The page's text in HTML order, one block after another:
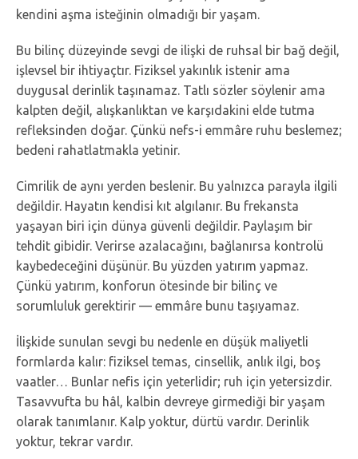
kendini aşma isteğinin olmadığı bir yaşam.
Bu bilinç düzeyinde sevgi de ilişki de ruhsal bir bağ değil,
işlevsel bir ihtiyaçtır. Fiziksel yakınlık istenir ama
duygusal derinlik taşınamaz. Tatlı sözler söylenir ama
kalpten değil, alışkanlıktan ve karşıdakini elde tutma
refleksinden doğar. Çünkü nefs-i emmâre ruhu beslemez;
bedeni rahatlatmakla yetinir.
Cimrilik de aynı yerden beslenir. Bu yalnızca parayla ilgili
değildir. Hayatın kendisi kıt algılanır. Bu frekansta
yaşayan biri için dünya güvenli değildir. Paylaşım bir
tehdit gibidir. Verirse azalacağını, bağlanırsa kontrolü
kaybedeceğini düşünür. Bu yüzden yatırım yapmaz.
Çünkü yatırım, konforun ötesinde bir bilinç ve
sorumluluk gerektirir — emmâre bunu taşıyamaz.
İlişkide sunulan sevgi bu nedenle en düşük maliyetli
formlarda kalır: fiziksel temas, cinsellik, anlık ilgi, boş
vaatler… Bunlar nefis için yeterlidir; ruh için yetersizdir.
Tasavvufta bu hâl, kalbin devreye girmediği bir yaşam
olarak tanımlanır. Kalp yoktur, dürtü vardır. Derinlik
yoktur, tekrar vardır.